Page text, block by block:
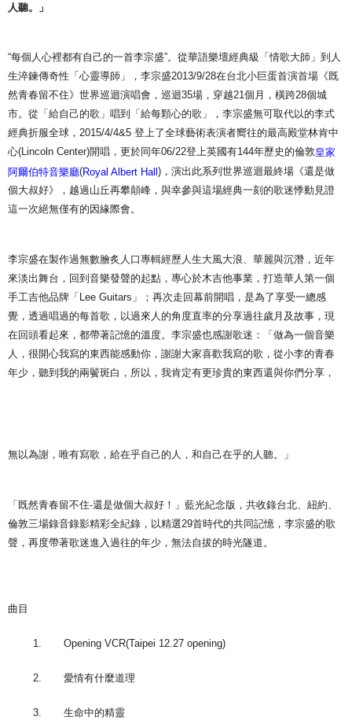
宅配
NT$85/order | Free shipping on orders of NT$1,000 or more
海外地區配送 Shipping Rates
人聽。」
“每個人心裡都有自己的一首李宗盛”。從華語樂壇經典級「情歌大師」到人
生淬鍊傳奇性「心靈導師」，李宗盛2013/9/28在台北小巨蛋首演首場《既
然青春留不住》世界巡迴演唱會，巡迴35場，穿越21個月，橫跨28個城
市。從「給自己的歌」唱到「給每顆心的歌」，李宗盛無可取代以的李式
經典折服全球，2015/4/4&5 登上了全球藝術表演者嚮往的最高殿堂林肯中
心(Lincoln Center)開唱，更於同年06/22登上英國有144年歷史的倫敦皇家
阿爾伯特音樂廳(Royal Albert Hall)，演出此系列世界巡迴最終場《還是做
個大叔好》，越過山丘再攀顛峰，與幸參與這場經典一刻的歌迷悸動見證
這一次絕無僅有的因緣際會。
李宗盛在製作過無數膾炙人口專輯經歷人生大風大浪、華麗與沉潛，近年
來淡出舞台，回到音樂發聲的起點，專心於木吉他事業，打造華人第一個
手工吉他品牌「Lee Guitars」；再次走回幕前開唱，是為了享受一總感
覺，透過唱過的每首歌，以過來人的角度直率的分享過往歲月及故事，現
在回頭看起來，都帶著記憶的溫度。李宗盛也感謝歌迷：「做為一個音樂
人，很開心我寫的東西能感動你，謝謝大家喜歡我寫的歌，從小李的青春
年少，聽到我的兩鬢斑白，所以，我肯定有更珍貴的東西還與你們分享，
無以為謝，唯有寫歌，給在乎自己的人，和自己在乎的人聽。」
「既然青春留不住-還是做個大叔好！」藍光紀念版，共收錄台北、紐約、
倫敦三場錄音錄影精彩全紀錄，以精選29首時代的共同記憶，李宗盛的歌
聲，再度帶著歌迷進入過往的年少，無法自拔的時光隧道。
曲目
1. Opening VCR(Taipei 12.27 opening)
2. 愛情有什麼道理
3. 生命中的精靈